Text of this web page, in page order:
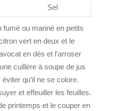
Sel
fumé ou mariné en petits
vert en deux et le
en dés et l’arroser
cuillère à soupe de jus
qu’il ne se colore.
et effeuiller les feuilles.
printemps et le couper en